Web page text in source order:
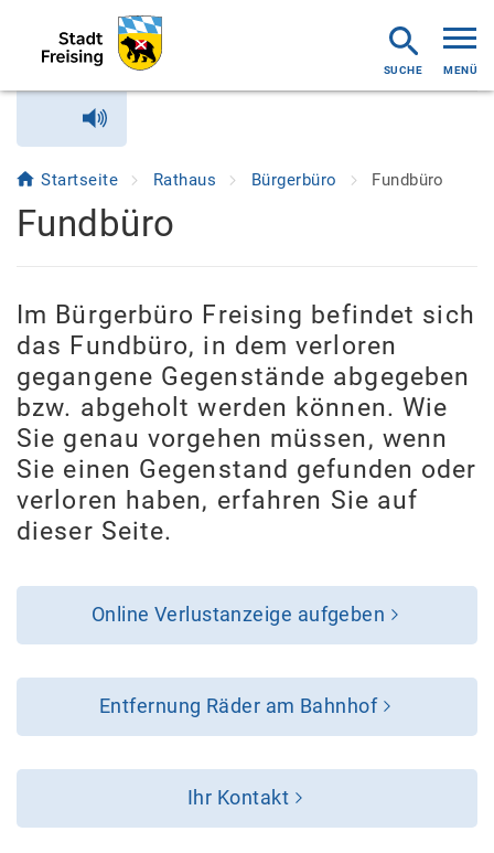
MENÜ
Startseite Rathaus Bürgerbüro Fundbüro
Fundbüro
Im Bürgerbüro Freising befindet sich
das Fundbüro, in dem verloren
gegangene Gegenstände abgegeben
bzw. abgeholt werden können. Wie
Sie genau vorgehen müssen, wenn
Sie einen Gegenstand gefunden oder
verloren haben, erfahren Sie auf
dieser Seite.
Online Verlustanzeige aufgeben
Entfernung Räder am Bahnhof
Ihr Kontakt